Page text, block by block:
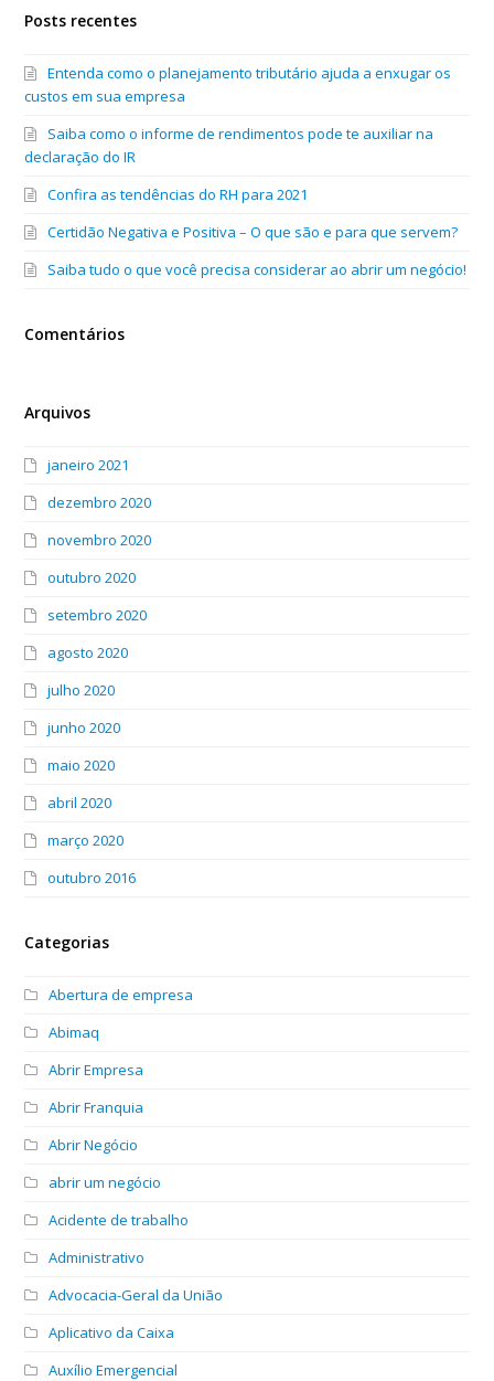
Posts recentes
Entenda como o planejamento tributário ajuda a enxugar os
custos em sua empresa
Saiba como o informe de rendimentos pode te auxiliar na
declaração do IR
Confira as tendências do RH para 2021
Certidão Negativa e Positiva – O que são e para que servem?
Saiba tudo o que você precisa considerar ao abrir um negócio!
Comentários
Arquivos
janeiro 2021
dezembro 2020
novembro 2020
outubro 2020
setembro 2020
agosto 2020
julho 2020
junho 2020
maio 2020
abril 2020
março 2020
outubro 2016
Categorias
Abertura de empresa
Abimaq
Abrir Empresa
Abrir Franquia
Abrir Negócio
abrir um negócio
Acidente de trabalho
Administrativo
Advocacia-Geral da União
Aplicativo da Caixa
Auxílio Emergencial